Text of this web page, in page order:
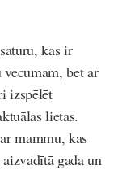
kas ir
bet ar
izspēlēt
lietas.
mammu, kas
gada un